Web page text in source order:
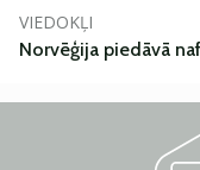
VIEDOKĻI
Norvēģija piedāvā